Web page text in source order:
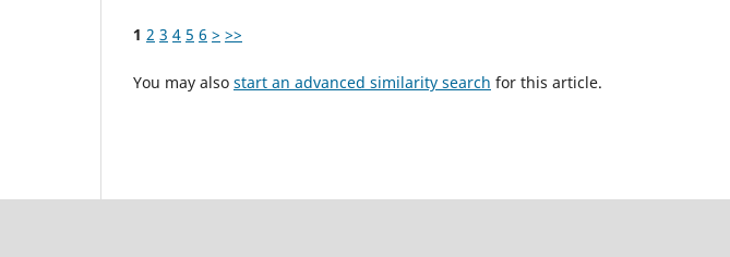
1 2 3 4 5 6 > >>
You may also start an advanced similarity search for this article.